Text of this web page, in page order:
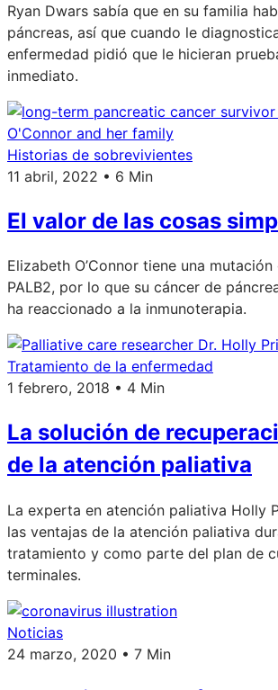
Ryan Dwars sabía que en su familia
páncreas, así que cuando le
enfermedad pidió que le hicieran
inmediato.
Historias de sobrevivientes
11 abril, 2022 • 6 Min
El valor de las cosas
Elizabeth O’Connor tiene una
PALB2, por lo que su cáncer de
ha reaccionado a la inmunoterapia.
Tratamiento de la enfermedad
1 febrero, 2018 • 4 Min
La solución de
de la atención paliativa
La experta en atención paliativa Holly
las ventajas de la atención paliativa
tratamiento y como parte del plan de
terminales.
Noticias
24 marzo, 2020 • 7 Min